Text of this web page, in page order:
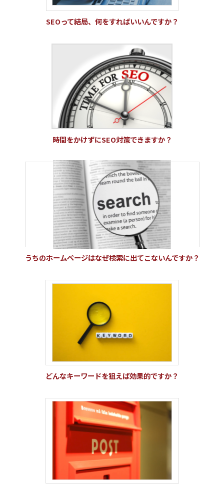
SEOって結局、何をすればいいんですか？
時間をかけずにSEO対策できますか？
うちのホームページはなぜ検索に出てこないんですか？
どんなキーワードを狙えば効果的ですか？